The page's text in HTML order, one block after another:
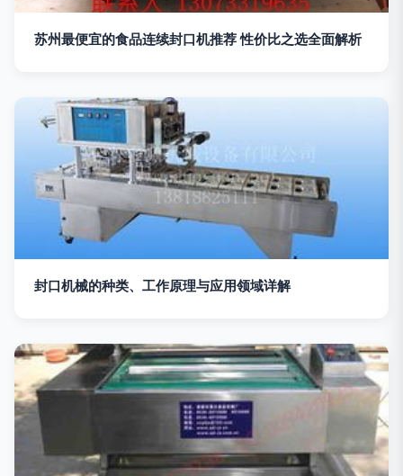
苏州最便宜的食品连续封口机推荐 性价比之选全面解析
封口机械的种类、工作原理与应用领域详解